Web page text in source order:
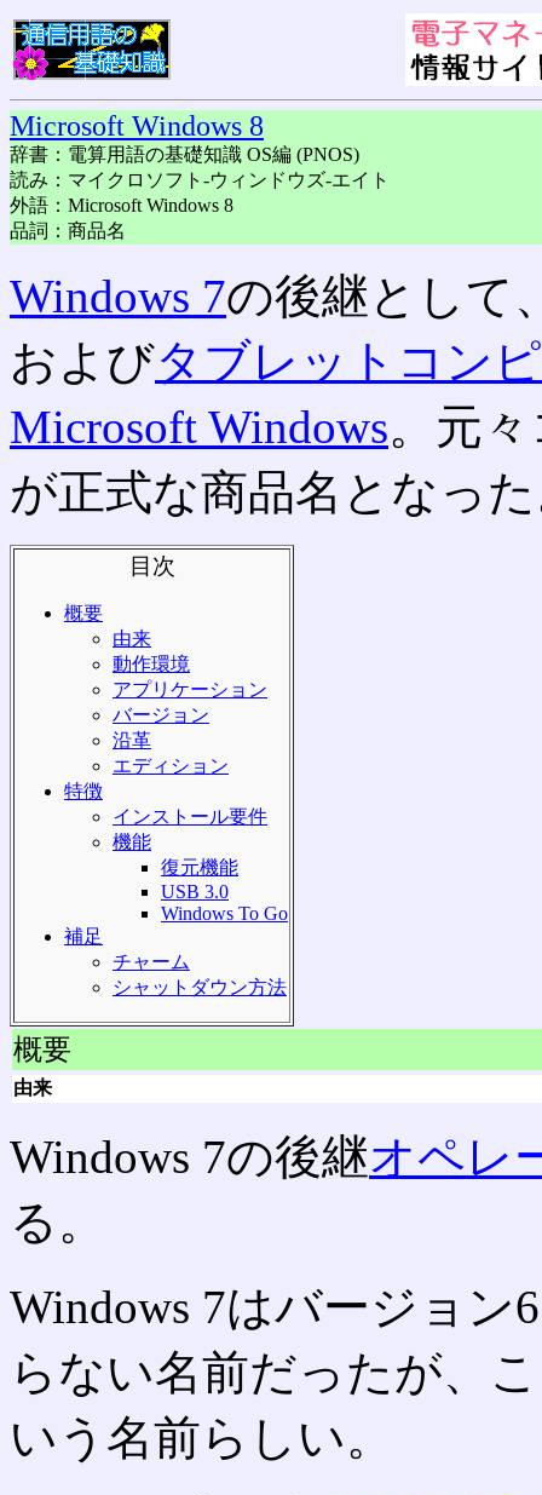
Microsoft Windows 8
辞書：電算用語の基礎知識 OS編 (PNOS)
読み：マイクロソフト-ウィンドウズ-エイト
外語：Microsoft Windows 8
品詞：商品名
Windows 7の後継として
およびタブレットコン
Microsoft Windows。元
が正式な商品名となっ
目次
概要
由来
動作環境
アプリケーション
バージョン
沿革
エディション
特徴
インストール要件
機能
復元機能
USB 3.0
Windows To Go
補足
チャーム
シャットダウン方法
概要
由来
Windows 7の後継オペレ
る。
Windows 7はバージョ
らない名前だったが、
いう名前らしい。